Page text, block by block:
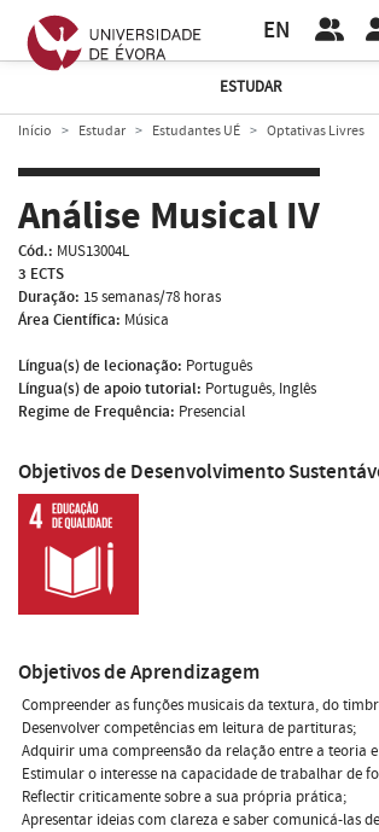
EN
ESTUDAR
Início Estudar Estudantes UÉ Optativas Livres
Análise Musical IV
Cód.: MUS13004L
3 ECTS
Duração: 15 semanas/78 horas
Área Científica: Música
Língua(s) de lecionação: Português
Língua(s) de apoio tutorial: Português, Inglês
Regime de Frequência: Presencial
Objetivos de Desenvolvimento
Objetivos de Aprendizagem
 Compreender as funções musicais da textura, do
 Desenvolver competências em leitura de partituras;
 Adquirir uma compreensão da relação entre a teoria
 Estimular o interesse na capacidade de trabalhar de
 Reflectir criticamente sobre a sua própria prática;
 Apresentar ideias com clareza e saber comunicá-las